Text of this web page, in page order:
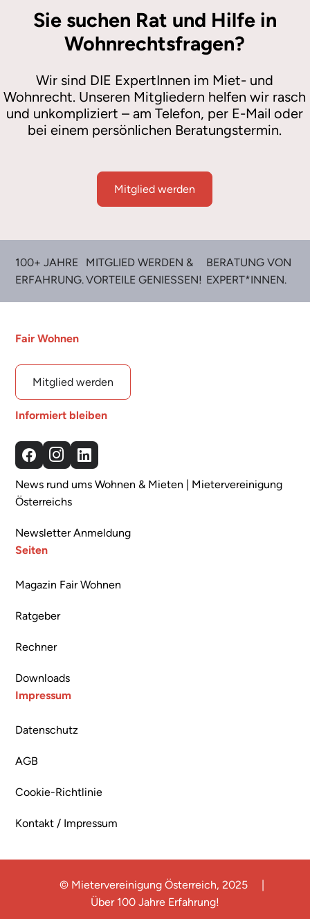
Sie suchen Rat und Hilfe in
Wohnrechtsfragen?
Wir sind DIE ExpertInnen im Miet- und
Wohnrecht. Unseren Mitgliedern helfen wir rasch
und unkompliziert – am Telefon, per E-Mail oder
bei einem persönlichen Beratungstermin.
Mitglied werden
100+ JAHRE
ERFAHRUNG.
MITGLIED WERDEN &
VORTEILE GENIESSEN!
BERATUNG VON
EXPERT*INNEN.
Fair Wohnen
Mitglied werden
Informiert bleiben
Facebook
Instagram
LinkedIn
News rund ums Wohnen & Mieten | Mietervereinigung
Österreichs
Newsletter Anmeldung
Seiten
Magazin Fair Wohnen
Ratgeber
Rechner
Downloads
Impressum
Datenschutz
AGB
Cookie-Richtlinie
Kontakt / Impressum
© Mietervereinigung Österreich, 2025
|
Über 100 Jahre Erfahrung!